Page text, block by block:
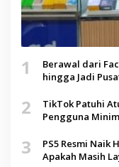
1
Berawal dari
hingga Jadi
2
TikTok Patuhi
Pengguna
3
PS5 Resmi Naik
Apakah Masih